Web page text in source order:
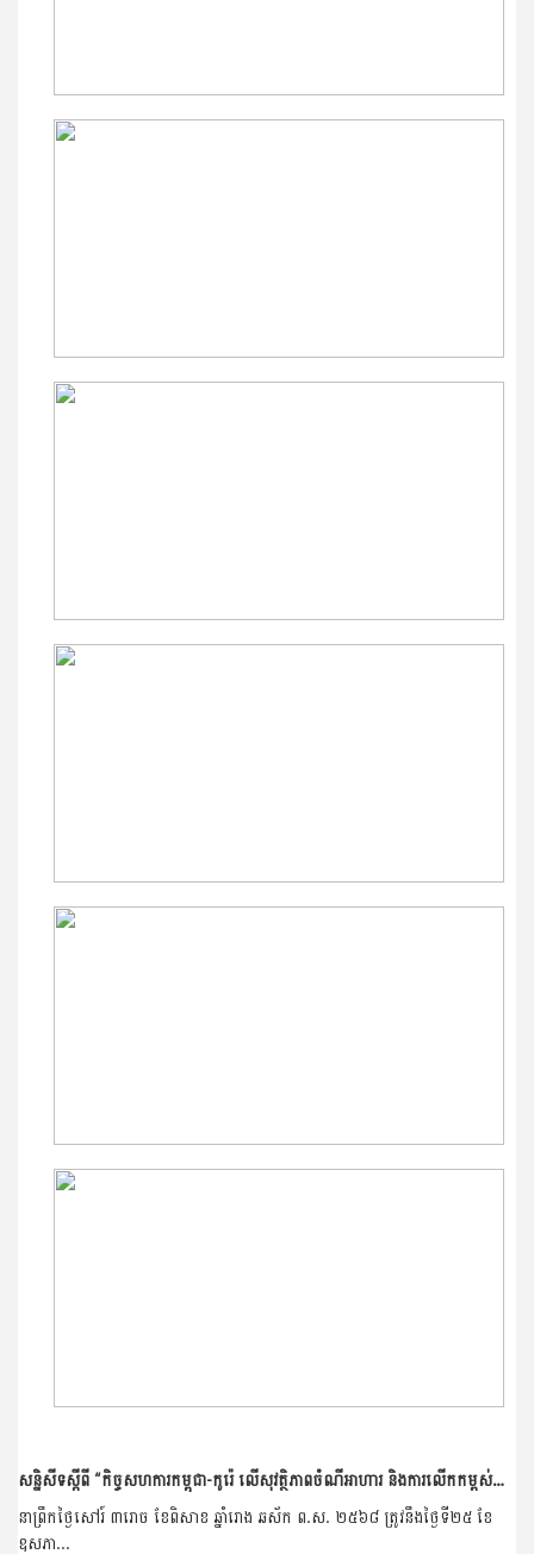
សន្និសីទស្ដីពី “កិច្ចសហការកម្ពុជា-កូរ៉េ លើសុវត្ថិភាពចំណីអាហារ និងការលើកកម្ពស់ម្ហូបអាហារ”
នាព្រឹកថ្ងៃសៅរ៍ ៣រោច ខែពិសាខ ឆ្នាំរោង ឆស័ក ព​.ស. ២៥៦៨ ត្រូវនឹងថ្ងៃទី២៥ ខែ
ឧសភា...